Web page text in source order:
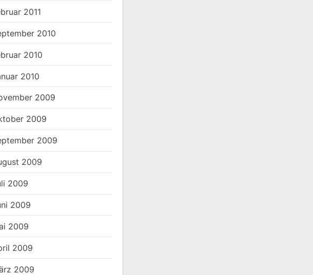
2011
2010
2010
2010
2009
2009
2009
2009
2009
2009
2009
2009
2009